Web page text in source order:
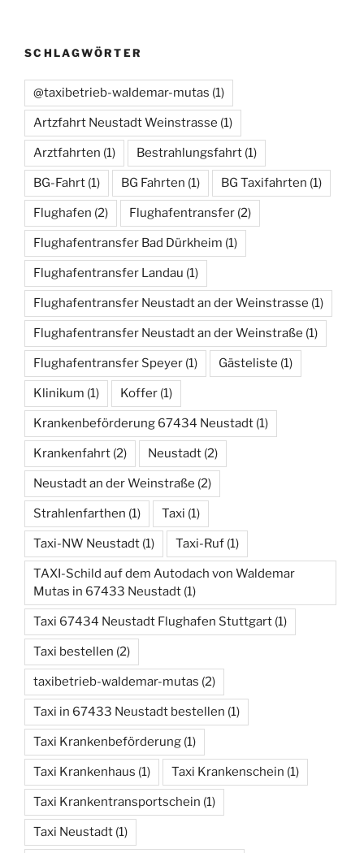
SCHLAGWÖRTER
@taxibetrieb-waldemar-mutas (1)
Artzfahrt Neustadt Weinstrasse (1)
Arztfahrten (1) Bestrahlungsfahrt (1)
BG-Fahrt (1) BG Fahrten (1) BG Taxifahrten (1)
Flughafen (2) Flughafentransfer (2)
Flughafentransfer Bad Dürkheim (1)
Flughafentransfer Landau (1)
Flughafentransfer Neustadt an der Weinstrasse (1)
Flughafentransfer Neustadt an der Weinstraße (1)
Flughafentransfer Speyer (1) Gästeliste (1)
Klinikum (1) Koffer (1)
Krankenbeförderung 67434 Neustadt (1)
Krankenfahrt (2) Neustadt (2)
Neustadt an der Weinstraße (2)
Strahlenfarthen (1) Taxi (1)
Taxi-NW Neustadt (1) Taxi-Ruf (1)
TAXI-Schild auf dem Autodach von Waldemar
Mutas in 67433 Neustadt (1)
Taxi 67434 Neustadt Flughafen Stuttgart (1)
Taxi bestellen (2)
taxibetrieb-waldemar-mutas (2)
Taxi in 67433 Neustadt bestellen (1)
Taxi Krankenbeförderung (1)
Taxi Krankenhaus (1) Taxi Krankenschein (1)
Taxi Krankentransportschein (1)
Taxi Neustadt (1)